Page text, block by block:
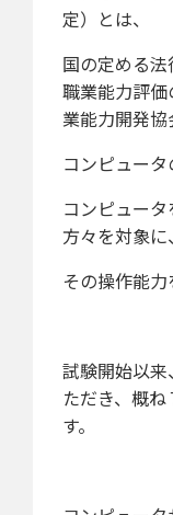
定）とは、
国の定める
職業能力評
業能力開発協
コンピュー
コンピュー
方々を対象に、
その操作能力
試験開始以
ただき、概
す。